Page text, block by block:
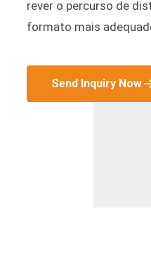
rever o percurso de
formato mais
Send Inquiry Now